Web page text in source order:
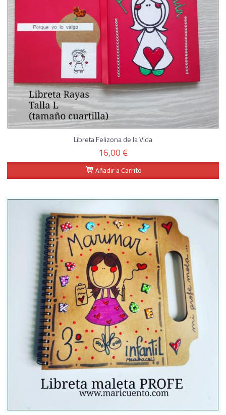
Libreta Felizona de la Vida
16,00 €
Añadir a Carrito